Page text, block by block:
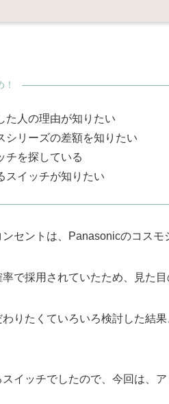
た人の理由が知りたい
シリーズの差額を知りたい
チを探している
スイッチが知りたい
セントは、Panasonicのコスモ
で採用されていたため、見た
りたくていろいろ検討した結
イッチでしたので、今回は、